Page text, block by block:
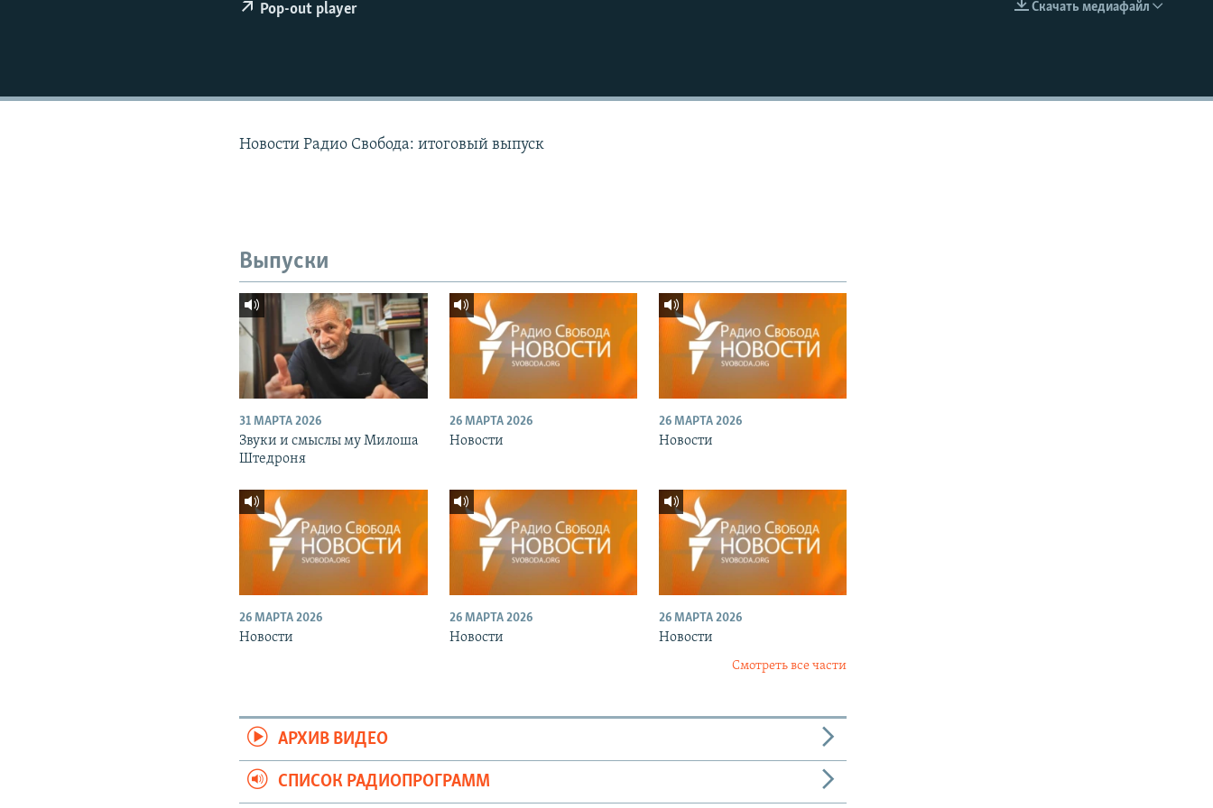
EMBED
Скачать медиафайл
Pop-out player
Новости Радио Свобода: итоговый выпуск
Выпуски
31 МАРТА 2026
Звуки и смыслы му Милоша
Штедроня
26 МАРТА 2026
Новости
26 МАРТА 2026
Новости
26 МАРТА 2026
Новости
26 МАРТА 2026
Новости
26 МАРТА 2026
Новости
Смотреть все части
АРХИВ ВИДЕО
СПИСОК РАДИОПРОГРАММ